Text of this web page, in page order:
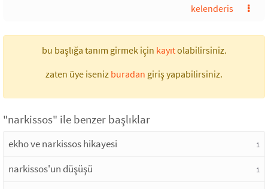
kelenderis
bu başlığa tanım girmek için kayıtolabilirsiniz.
zaten üye iseniz buradan giriş yapabilirsiniz.
"narkissos" ile benzer başlıklar
ekho ve narkissos hikayesi 1
narkissos'un düşüşü 1